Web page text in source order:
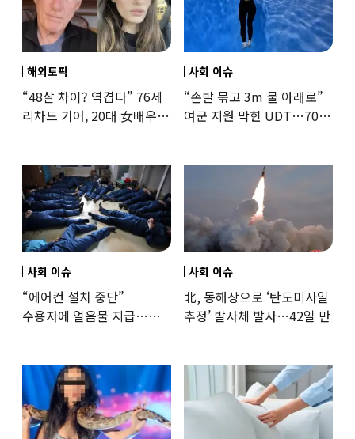
해외토픽
“48살 차이? 역겹다” 76세
리차드 기어, 20대 女배우와
사회 이슈
“손발 묶고 3m 물 아래로”
여군 지원 막힌 UDT…707
사회 이슈
“에어컨 설치 중단”
수용자에 얼음물 지급…
사회 이슈
北, 동해상으로 ‘탄도미사일
추정’ 발사체 발사…42일 만